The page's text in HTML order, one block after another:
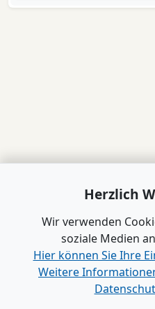
Herzlich
Wir verwenden
soziale Medien
Hier können Sie Ihre
Weitere